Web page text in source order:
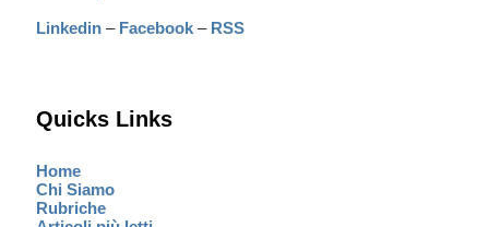
Linkedin – Facebook – RSS
Quicks Links
Home
Chi Siamo
Rubriche